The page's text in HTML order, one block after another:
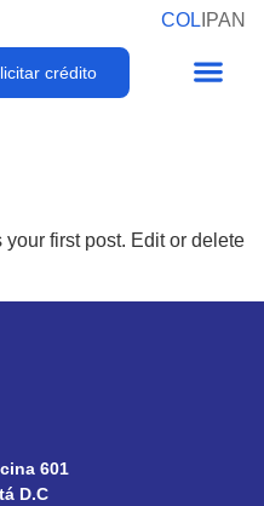
COL PAN
crédito
first post. Edit or delete
601
D.C